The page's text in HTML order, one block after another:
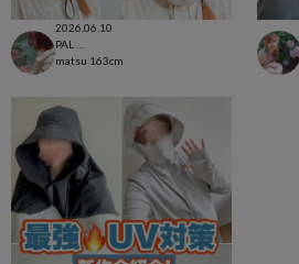
2026.06.10
matsu 163cm